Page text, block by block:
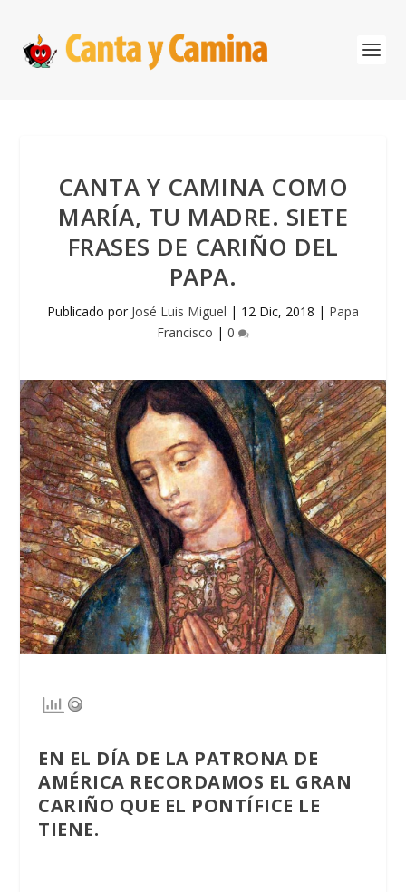
CANTA Y CAMINA COMO
MARÍA, TU MADRE. SIETE
FRASES DE CARIÑO DEL
PAPA.
Publicado por José Luis Miguel | 12 Dic, 2018 | Papa
Francisco | 0
EN EL DÍA DE LA PATRONA DE
AMÉRICA RECORDAMOS EL GRAN
CARIÑO QUE EL PONTÍFICE LE
TIENE.